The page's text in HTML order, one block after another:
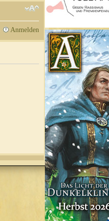
Anmelden